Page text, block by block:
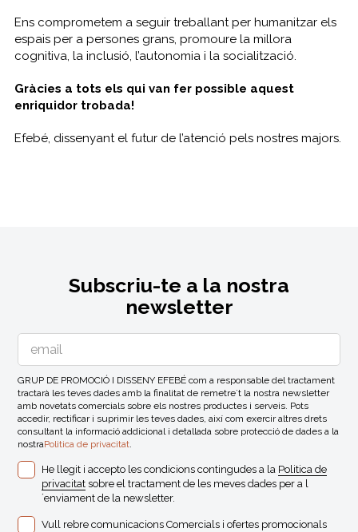
Ens comprometem a seguir treballant per humanitzar els
espais per a persones grans, promoure la millora
cognitiva, la inclusió, l’autonomia i la socialització.
Gràcies a tots els qui van fer possible aquest
enriquidor trobada!
Efebé, dissenyant el futur de l’atenció pels nostres majors.
Subscriu-te a la nostra
newsletter
GRUP DE PROMOCIÓ I DISSENY EFEBÉ com a responsable del tractament
tractarà les teves dades amb la finalitat de remetre´t la nostra newsletter
amb novetats comercials sobre els nostres productes i serveis. Pots
accedir, rectificar i suprimir les teves dades, així com exercir altres drets
consultant la informació addicional i detallada sobre protecció de dades a la
nostraPolitica de privacitat.
He llegit i accepto les condicions contingudes a la Politica de
privacitat sobre el tractament de les meves dades per a l
´enviament de la newsletter.
Vull rebre comunicacions Comercials i ofertes promocionals